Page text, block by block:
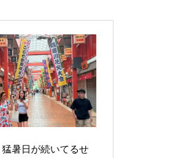
暑日が続いてるせ